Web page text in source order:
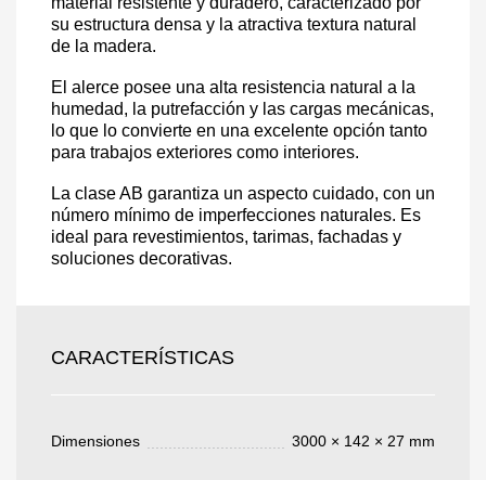
su estructura densa y la atractiva textura natural
de la madera.
El alerce posee una alta resistencia natural a la
humedad, la putrefacción y las cargas mecánicas,
lo que lo convierte en una excelente opción tanto
para trabajos exteriores como interiores.
La clase AB garantiza un aspecto cuidado, con un
número mínimo de imperfecciones naturales. Es
ideal para revestimientos, tarimas, fachadas y
soluciones decorativas.
CARACTERÍSTICAS
Dimensiones 3000 × 142 × 27 mm
Su pedido:
Cantidad:350ud